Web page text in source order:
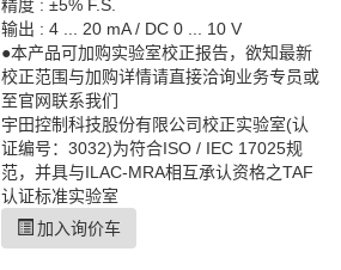
精度 : ±5% F.S.
输出 : 4 ... 20 mA / DC 0 ... 10 V
●本产品可加购实验室校正报告，欲知最新
校正范围与加购详情请直接洽询业务专员或
至官网联系我们
宇田控制科技股份有限公司校正实验室(认
证编号：3032)为符合ISO / IEC 17025规
范，并具与ILAC-MRA相互承认资格之TAF
认证标准实验室
加入询价车